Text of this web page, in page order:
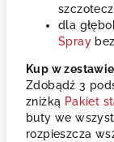
dla
Spray
Kup w
Zdobądź 3
zniżką Pakiet
buty we
rozpieszcza